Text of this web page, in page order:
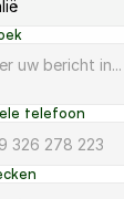
telefoon